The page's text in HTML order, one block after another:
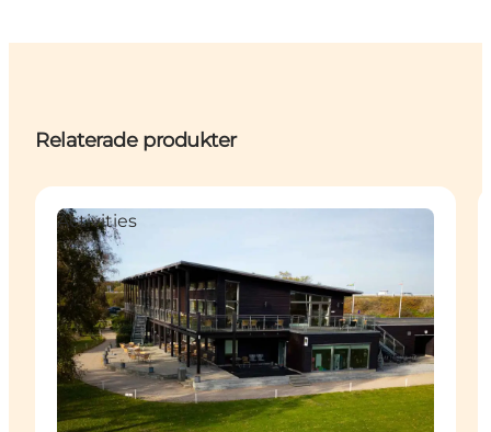
Relaterade produkter
Activities